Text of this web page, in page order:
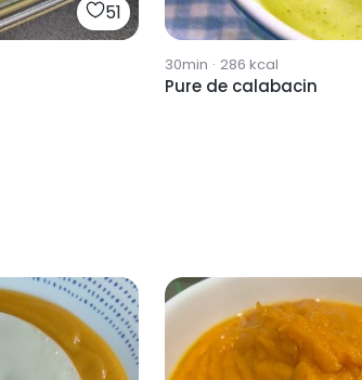
51
30min · 286 kcal
Pure de calabacin